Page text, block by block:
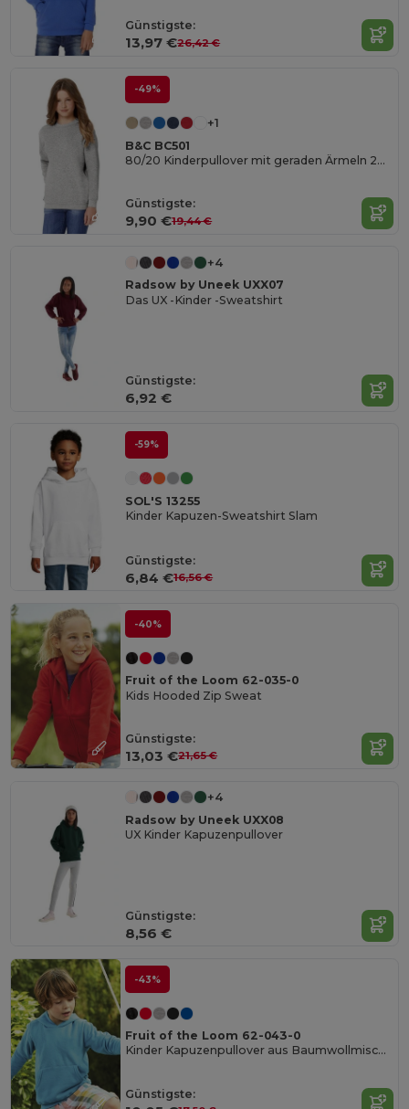
Günstigste:
13,97 €26,42 €
-49%
+1
B&C BC501
80/20 Kinderpullover mit geraden Ärmeln 280 PST
Günstigste:
9,90 €19,44 €
+4
Radsow by Uneek UXX07
Das UX -Kinder -Sweatshirt
Günstigste:
6,92 €
-59%
SOL'S 13255
Kinder Kapuzen-Sweatshirt Slam
Günstigste:
6,84 €16,56 €
-40%
Fruit of the Loom 62-035-0
Kids Hooded Zip Sweat
Günstigste:
13,03 €21,65 €
+4
Radsow by Uneek UXX08
UX Kinder Kapuzenpullover
Günstigste:
8,56 €
-43%
Fruit of the Loom 62-043-0
Kinder Kapuzenpullover aus Baumwollmischung
Günstigste: